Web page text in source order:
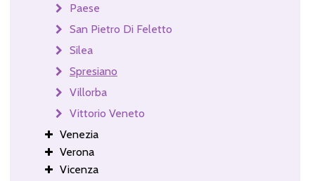
Paese
San Pietro Di Feletto
Silea
Spresiano
Villorba
Vittorio Veneto
Venezia
Verona
Vicenza